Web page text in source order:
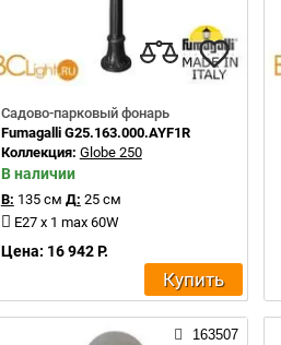
Садово-парковый фонарь
Fumagalli G25.163.000.AYF1R
Коллекция: Globe 250
В наличии
В: 135 см Д: 25 см
E27 x 1 max 60W
Цена: 16 942 Р.
Купить
163507